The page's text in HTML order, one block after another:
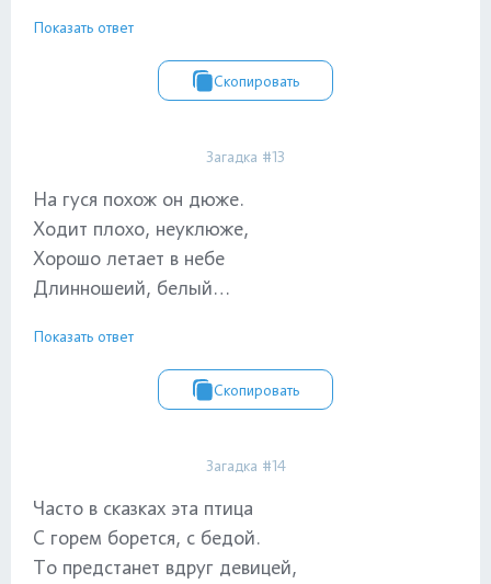
Показать ответ
Скопировать
Загадка #13
На гуся похож он дюже.
Ходит плохо, неуклюже,
Хорошо летает в небе
Длинношеий, белый…
Показать ответ
Скопировать
Загадка #14
Часто в сказках эта птица
С горем борется, с бедой.
То предстанет вдруг девицей,